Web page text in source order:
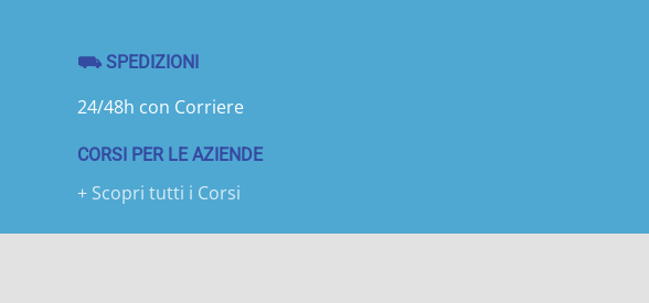
⛟ SPEDIZIONI
24/48h con Corriere
CORSI PER LE AZIENDE
+ Scopri tutti i Corsi